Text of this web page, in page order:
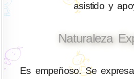
asistido y
Naturaleza
Es empeñoso. Se